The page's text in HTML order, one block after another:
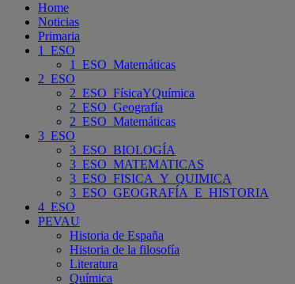
Home
Noticias
Primaria
1_ESO
1_ESO_Matemáticas
2_ESO
2_ESO_FísicaYQuímica
2_ESO_Geografía
2_ESO_Matemáticas
3_ESO
3_ESO_BIOLOGÍA
3_ESO_MATEMATICAS
3_ESO_FISICA_Y_QUIMICA
3_ESO_GEOGRAFÍA_E_HISTORIA
4_ESO
PEVAU
Historia de España
Historia de la filosofía
Literatura
Química